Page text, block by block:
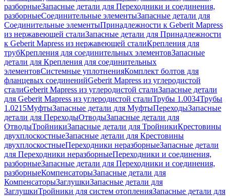
разборныеЗапасные детали для Переходники и соединения,
разборныеСоединительные элементыЗапасные детали для
Соединительные элементыПринадлежности к Geberit Mapress
из нержавеющей сталиЗапасные детали для Принадлежности
к Geberit Mapress из нержавеющей сталиКрепления для
трубКрепления для соединительных элементовЗапасные
детали для Крепления для соединительных
элементовСистемные уплотненияКомплект болтов для
фланцевых соединенийGeberit Mapress из углеродистой
сталиGeberit Mapress из углеродистой сталиЗапасные детали
для Geberit Mapress из углеродистой сталиТрубы 1.0034Трубы
1.0215МуфтыЗапасные детали для МуфтыПереходыЗапасные
детали для ПереходыОтводыЗапасные детали для
ОтводыТройникиЗапасные детали для ТройникиКрестовины
двухплоскостныеЗапасные детали для Крестовины
двухплоскостныеПереходники неразборныеЗапасные детали
для Переходники неразборныеПереходники и соединения,
разборныеЗапасные детали для Переходники и соединения,
разборныеКомпенсаторыЗапасные детали для
КомпенсаторыЗаглушкиЗапасные детали для
ЗаглушкиТройники для систем отопленияЗапасные детали для